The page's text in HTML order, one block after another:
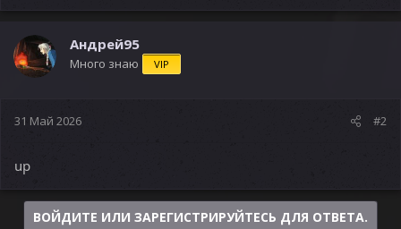
Андрей95
Много знаю VIP
31 Май 2026 #2
up
ВОЙДИТЕ ИЛИ ЗАРЕГИСТРИРУЙТЕСЬ ДЛЯ ОТВЕТА.